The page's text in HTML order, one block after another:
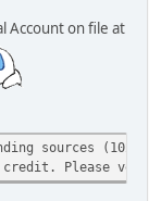
Account on file at
sources
credit. Please